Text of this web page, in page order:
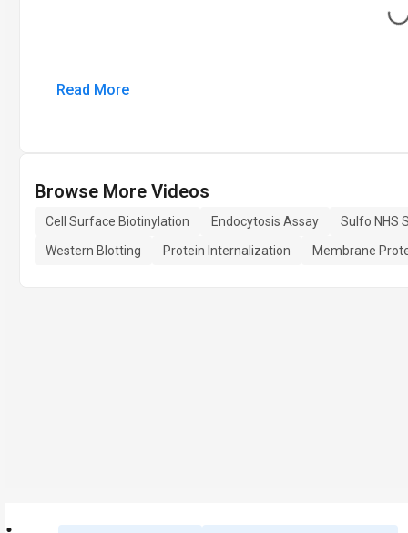
Read More
Browse More Videos
Cell Surface Biotinylation Endocytosis Assay
Sulfo NHS
Western Blotting
Protein Internalization Membrane